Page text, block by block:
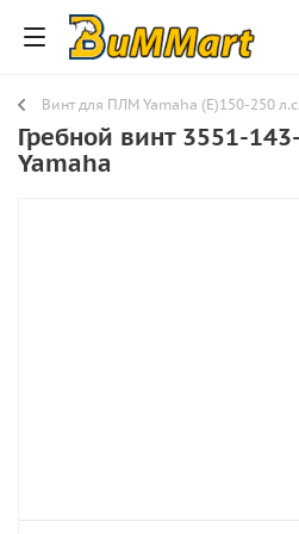
Винт для ПЛМ Yamaha (E)150-250 л.с.
Гребной винт 3551-
Yamaha